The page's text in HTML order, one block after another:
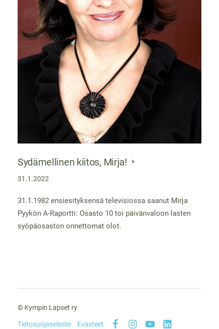
Sydämellinen kiitos, Mirja!
31.1.2022
31.1.1982 ensiesityksensä televisiossa saanut Mirja
Pyykön A-Raportti: Osasto 10 toi päivänvaloon lasten
syöpäosaston onnettomat olot.
© Kympin Lapset ry
Tietosuojaseloste
Evästeet